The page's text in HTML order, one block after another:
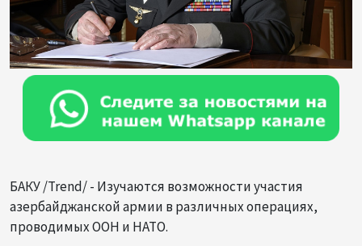
БАКУ /Trend/ - Изучаются возможности участия
азербайджанской армии в различных операциях,
проводимых ООН и НАТО.